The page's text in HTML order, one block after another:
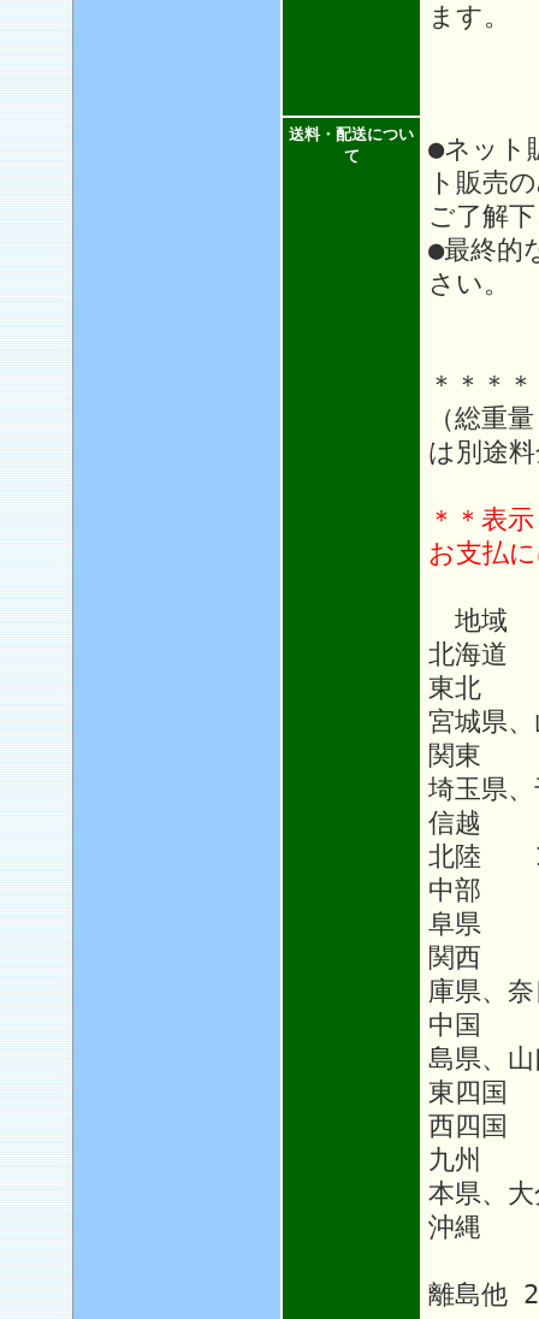
ます。
送料・配送につい
て
●ネット
ト販売
ご了解
●最終的
さい。
＊＊＊
（総重
は別途
＊＊表
お支払
地
北海
東北
宮城県
関東
埼玉県
信越
北陸
中部
阜県
関西
庫県、
中国
島県、
東四
西四国
九州
本県、
沖縄
離島他